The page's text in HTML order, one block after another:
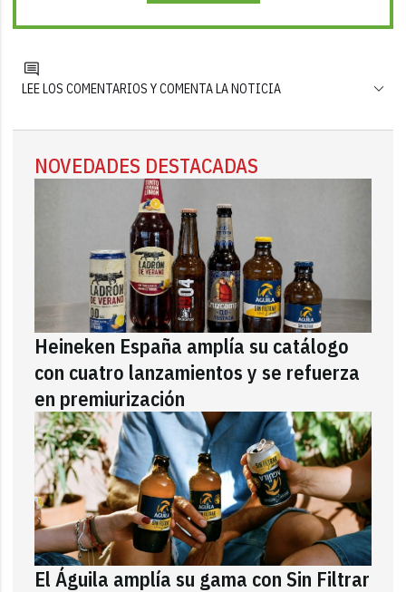
LEE LOS COMENTARIOS Y COMENTA LA NOTICIA
NOVEDADES DESTACADAS
Heineken España amplía su catálogo
con cuatro lanzamientos y se refuerza
en premiurización
El Águila amplía su gama con Sin Filtrar